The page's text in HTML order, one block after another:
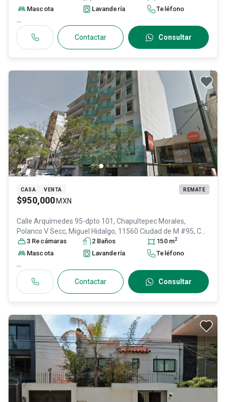
11540, ID:30498690
Mascota
Lavandería Teléfono
...
Contactar Consultar
CASA VENTA REMATE
$950,000 MXN
Calle Arquímedes 95-dpto 101, Chapultepec Morales,
Polanco V Secc, Miguel Hidalgo, 11560 Ciudad de M #95, Col.
Polanco V Sección,
Miguel Hidalgo , DF / CDMX, México
11560, ID:30621418
3 Recámaras 2 Baños 150 m2
Mascota Lavandería Teléfono
...
Contactar Consultar